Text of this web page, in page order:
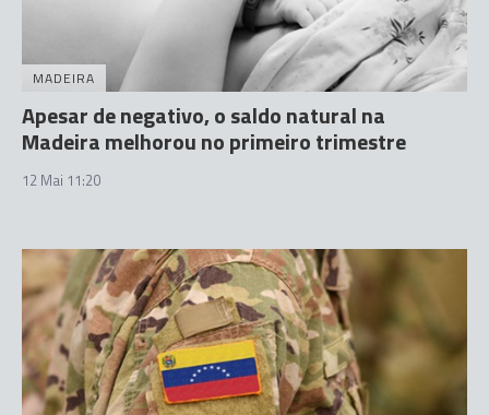
MADEIRA
Apesar de negativo, o saldo natural na
Madeira melhorou no primeiro trimestre
12 Mai 11:20